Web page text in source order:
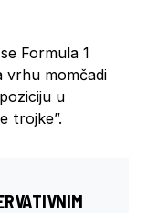
Formula 1
vrhu momčadi
u
trojke”.